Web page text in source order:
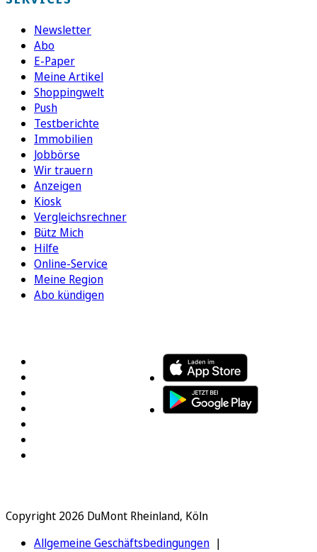
Newsletter
Abo
E-Paper
Meine Artikel
Shoppingwelt
Push
Testberichte
Immobilien
Jobbörse
Wir trauern
Anzeigen
Kiosk
Vergleichsrechner
Bütz Mich
Hilfe
Online-Service
Meine Region
Abo kündigen
Copyright 2026 DuMont Rheinland, Köln
Allgemeine Geschäftsbedingungen